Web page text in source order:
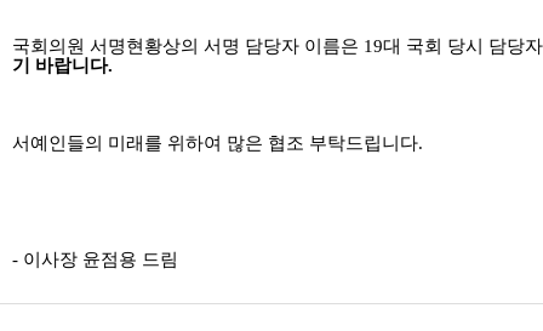
국회의원 서명현황상의 서명 담당자 이름은 19대 국회 당시 담당
기 바랍니다.
서예인들의 미래를 위하여 많은 협조 부탁드립니다.
- 이사장 윤점용 드림